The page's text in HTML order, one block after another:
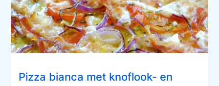
Pizza bianca met knoflook- en